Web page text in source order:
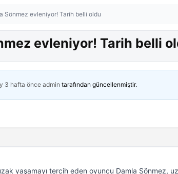
Sönmez evleniyor! Tarih belli oldu
evleniyor! Tarih belli
3 hafta önceadmin tarafından güncellenmiştir.
yaşamayı tercih eden oyuncu Damla Sönmez,